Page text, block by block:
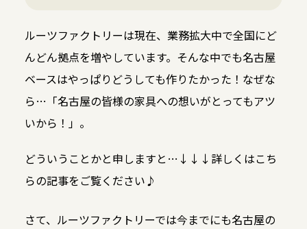
ルーツファクトリーは現在、業務拡大中で全国にど
んどん拠点を増やしています。そんな中でも名古屋
ベースはやっぱりどうしても作りたかった！なぜな
ら…「名古屋の皆様の家具への想いがとってもアツ
いから！」。
どういうことかと申しますと…↓↓↓詳しくはこち
らの記事をご覧ください♪
さて、ルーツファクトリーでは今までにも名古屋の